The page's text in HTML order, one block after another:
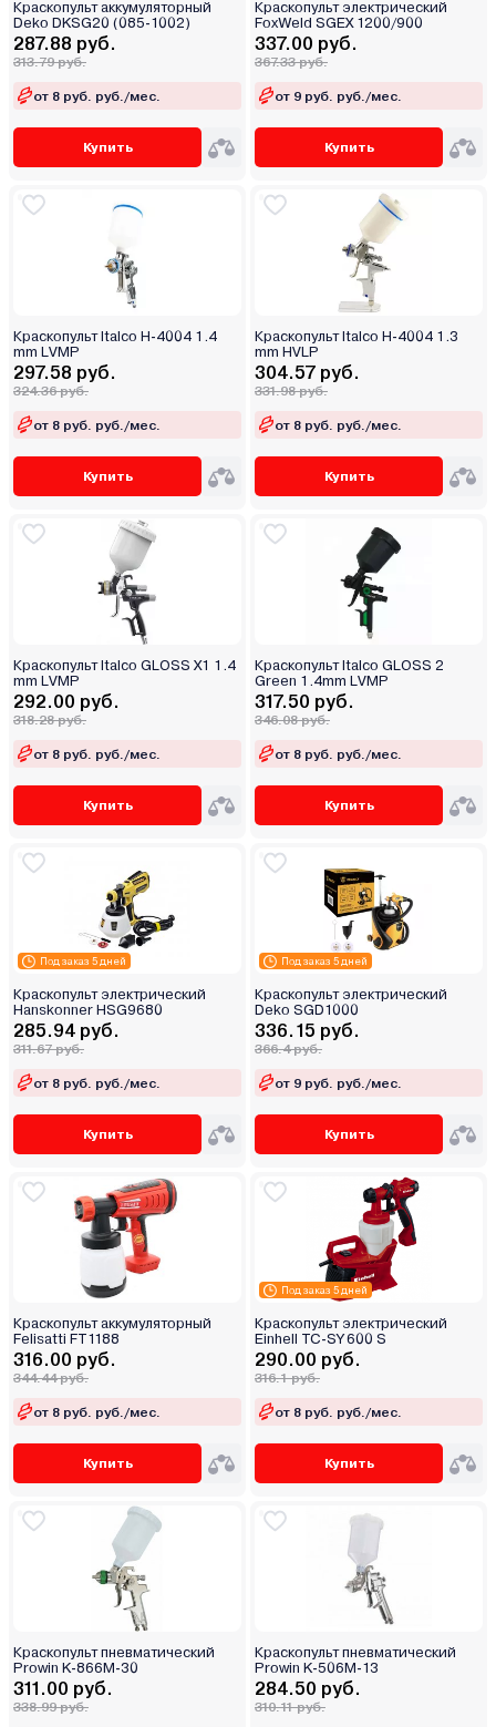
Краскопульт аккумуляторный
Deko DKSG20 (085-1002)
287.88 руб.
313.79 руб.
от 8 руб. руб./мес.
Купить
Краскопульт электрический
FoxWeld SGEX 1200/900
337.00 руб.
367.33 руб.
от 9 руб. руб./мес.
Купить
Краскопульт Italco H-4004 1.4
mm LVMP
297.58 руб.
324.36 руб.
от 8 руб. руб./мес.
Купить
Краскопульт Italco H-4004 1.3
mm HVLP
304.57 руб.
331.98 руб.
от 8 руб. руб./мес.
Купить
Краскопульт Italco GLOSS X1 1.4
mm LVMP
292.00 руб.
318.28 руб.
от 8 руб. руб./мес.
Купить
Краскопульт Italco GLOSS 2
Green 1.4mm LVMP
317.50 руб.
346.08 руб.
от 8 руб. руб./мес.
Купить
Под заказ 5 дней
Краскопульт электрический
Hanskonner HSG9680
285.94 руб.
311.67 руб.
от 8 руб. руб./мес.
Купить
Под заказ 5 дней
Краскопульт электрический
Deko SGD1000
336.15 руб.
366.4 руб.
от 9 руб. руб./мес.
Купить
Краскопульт аккумуляторный
Felisatti FT1188
316.00 руб.
344.44 руб.
от 8 руб. руб./мес.
Купить
Под заказ 5 дней
Краскопульт электрический
Einhell TC-SY 600 S
290.00 руб.
316.1 руб.
от 8 руб. руб./мес.
Купить
Краскопульт пневматический
Prowin K-866M-30
311.00 руб.
338.99 руб.
Краскопульт пневматический
Prowin K-506M-13
284.50 руб.
310.11 руб.